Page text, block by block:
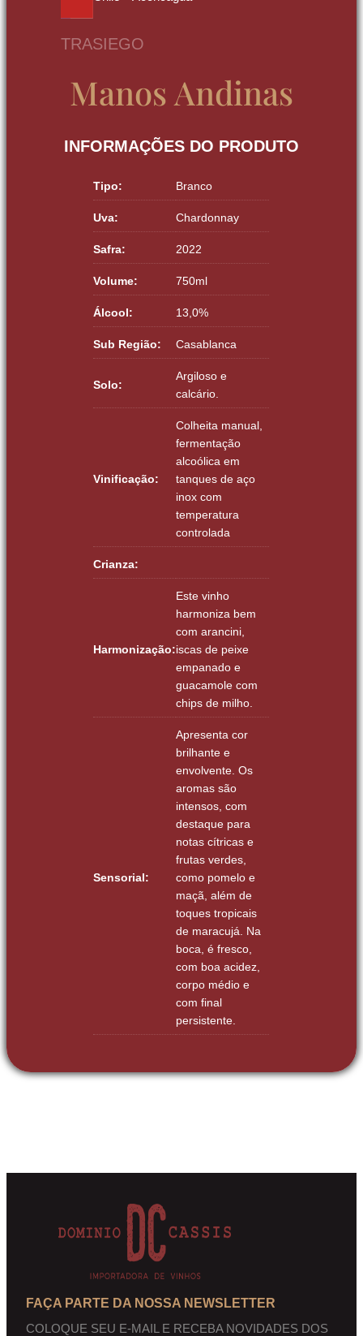
TRASIEGO
Manos Andinas
INFORMAÇÕES DO PRODUTO
Tipo: Branco
Uva: Chardonnay
Safra: 2022
Volume: 750ml
Álcool: 13,0%
Sub Região: Casablanca
Solo:
Argiloso e
calcário.
Vinificação:
Colheita manual,
fermentação
alcoólica em
tanques de aço
inox com
temperatura
controlada
Crianza:
Harmonização:
Este vinho
harmoniza bem
com arancini,
iscas de peixe
empanado e
guacamole com
chips de milho.
Sensorial:
Apresenta cor
brilhante e
envolvente. Os
aromas são
intensos, com
destaque para
notas cítricas e
frutas verdes,
como pomelo e
maçã, além de
toques tropicais
de maracujá. Na
boca, é fresco,
com boa acidez,
corpo médio e
com final
persistente.
FAÇA PARTE DA NOSSA NEWSLETTER
COLOQUE SEU E-MAIL E RECEBA NOVIDADES DOS